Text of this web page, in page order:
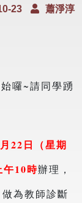
23 蕭淨淳
囉~請同學踴
22日（星期
10時辦理，
為教師診斷